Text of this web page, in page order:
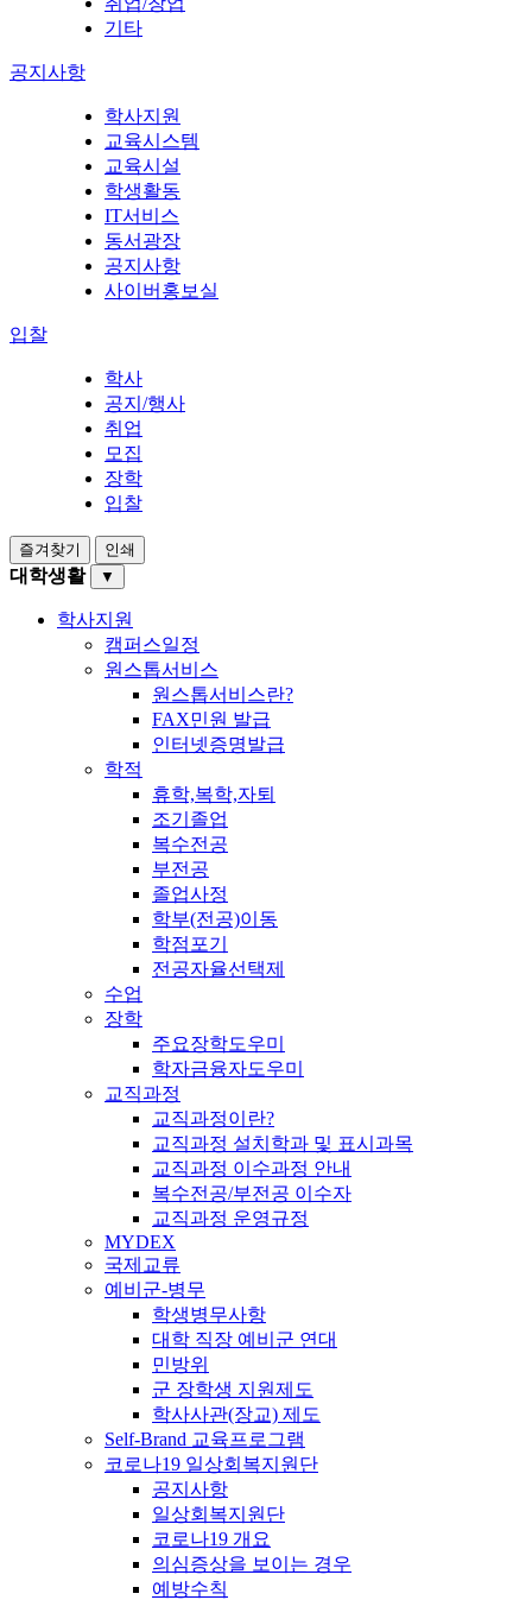
기타
공지사항
학사지원
교육시스템
교육시설
학생활동
IT서비스
동서광장
공지사항
사이버홍보실
입찰
학사
공지/행사
취업
모집
장학
입찰
즐겨찾기 인쇄
대학생활 ▼
학사지원
캠퍼스일정
원스톱서비스
원스톱서비스란?
FAX민원 발급
인터넷증명발급
학적
휴학,복학,자퇴
조기졸업
복수전공
부전공
졸업사정
학부(전공)이동
학점포기
전공자율선택제
수업
장학
주요장학도우미
학자금융자도우미
교직과정
교직과정이란?
교직과정 설치학과 및 표시과목
교직과정 이수과정 안내
복수전공/부전공 이수자
교직과정 운영규정
MYDEX
국제교류
예비군-병무
학생병무사항
대학 직장 예비군 연대
민방위
군 장학생 지원제도
학사사관(장교) 제도
Self-Brand 교육프로그램
코로나19 일상회복지원단
공지사항
일상회복지원단
코로나19 개요
의심증상을 보이는 경우
예방수칙